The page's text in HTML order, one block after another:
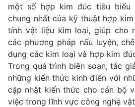
một số hợp kim đúc tiêu biểu
chung nhất của kỹ thuật hợp
tính vật liệu kim loại, giúp cho
các phương pháp nấu luyện,
dụng các kim loại và hợp kim
Trong quá trình biên soạn, tác
những kiến thức kinh điển với
cập nhật kiến thức cho cán bộ
việc trong lĩnh vực công nghệ